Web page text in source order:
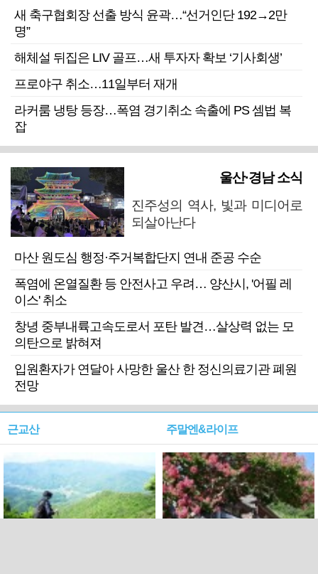
새 축구협회장 선출 방식 윤곽…“선거인단 192→2만
명”
해체설 뒤집은 LIV 골프…새 투자자 확보 ‘기사회생’
프로야구 취소…11일부터 재개
라커룸 냉탕 등장…폭염 경기취소 속출에 PS 셈법 복
잡
울산·경남 소식
진주성의 역사, 빛과 미디어로
되살아난다
마산 원도심 행정·주거복합단지 연내 준공 수순
폭염에 온열질환 등 안전사고 우려… 양산시, '어필 레
이스' 취소
창녕 중부내륙고속도로서 포탄 발견…살상력 없는 모
의탄으로 밝혀져
입원환자가 연달아 사망한 울산 한 정신의료기관 폐원
전망
근교산 주말엔&라이프